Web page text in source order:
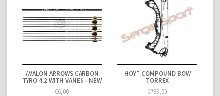
AVALON ARROWS CARBON
TYRO 4.2 WITH VANES - NEW
€6,00
HOYT COMPOUND BOW
TORREX
€789,00